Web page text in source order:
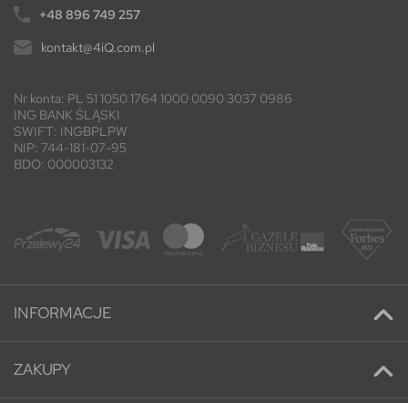
+48 896 749 257
kontakt@4iQ.com.pl
Nr konta: PL 51 1050 1764 1000 0090 3037 0986
ING BANK ŚLĄSKI
SWIFT: INGBPLPW
NIP: 744-181-07-95
BDO: 000003132
INFORMACJE
Kontakt
Promocje
ZAKUPY